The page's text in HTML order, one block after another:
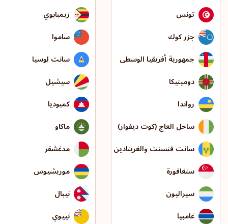
تونس
جزر كوك
جمهورية أفريقيا الوسطى
دومينيكا
رواندا
ساحل العاج (كوت ديفوار)
سانت فنسنت والغرينادين
سنغافورة
سيراليون
غامبيا
زيمبابوي
ساموا
سانت لوسيا
سيشيل
كمبوديا
ماكاو
مدغشقر
موريشيوس
نيبال
نييوي